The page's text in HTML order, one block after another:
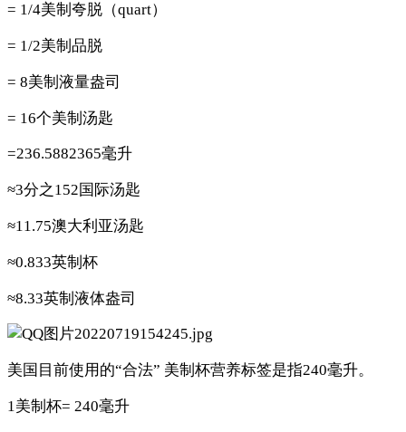
= 1/4美制夸脱（quart）
= 1/2美制品脱
= 8美制液量盎司
= 16个美制汤匙
=236.5882365毫升
≈3分之152国际汤匙
≈11.75澳大利亚汤匙
≈0.833英制杯
≈8.33英制液体盎司
美国目前使用的“合法” 美制杯营养标签是指240毫升。
1美制杯= 240毫升